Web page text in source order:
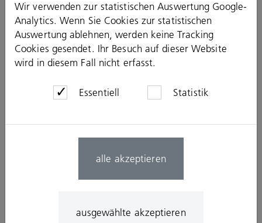
Telemediach (TMG). Zgodnie z §§ 8 do 10 TMG nie
jesteśmy zobowiązani do monitorowania
przekazywanych lub zapisywanych informacji ani do
badania okoliczności wskazujących na nielegalną
działalność. Zobowiązania do usunięcia lub
ogólnymi przepisami prawa pozostają nienaruszone.
konkretne naruszenie prawa. Jeśli dowiemy się o
odpowiednie treści.
Nasza oferta zawiera linki do zewnętrznych stron
Wir verwenden zur statistischen Auswertung Google-
Analytics. Wenn Sie Cookies zur statistischen
Auswertung ablehnen, werden keine Tracking
Cookies gesendet. Ihr Besuch auf dieser Website
wird in diesem Fall nicht erfasst.
Essentiell Statistik
alle akzeptieren
ausgewählte akzeptieren